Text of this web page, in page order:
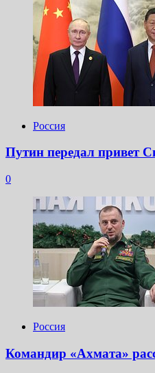
Россия
Путин передал привет
0
Россия
Командир «Ахмата»